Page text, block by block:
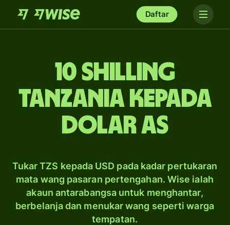
Daftar
10 shilling
Tanzania kepada
dolar AS
Tukar TZS kepada USD pada kadar pertukaran
mata wang pasaran pertengahan. Wise ialah
akaun antarabangsa untuk menghantar,
berbelanja dan menukar wang seperti warga
tempatan.